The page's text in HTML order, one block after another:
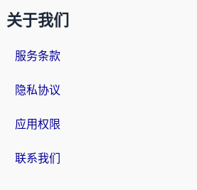
关于我们
服务条款
隐私协议
应用权限
联系我们